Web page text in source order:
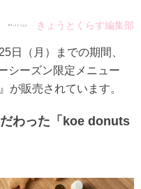
きょうとくらす編集部
日（月）までの期間、
シーズン限定メニュー
が販売されています。
わった「koe donuts